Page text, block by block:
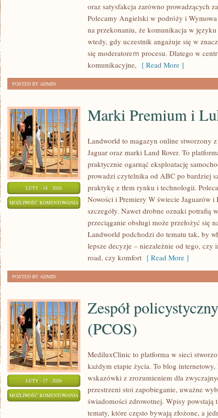
oraz satysfakcja zarówno prowadzących
Polecamy Angielski w podróży i
na przekonaniu, że komunikacja w
wtedy, gdy uczestnik angażuje się w
się moderatoreｍ procesu. Dlatego w
komunikacyjne, [ Read More ]
POSTED BY ADMIN
LUTY - 18 - 2026
MOŻLIWOŚĆ KOMENTOWANIA MARKI
PREMIUM
LUKSUSOWE
Marki Premium i
Landworld to magazyn online stworzony
Jaguar oraz marki Land Rover. To
praktycznie ogarnąć eksploatację
prowadzi czytelnika od ABC po bardziej
praktykę z tłem rynku i technologii.
Nowości i Premiery W świecie Jaguarów i
szczegóły. Nawet drobne oznaki potrafią
przeciąganie obsługi może przełożyć się
Landworld podchodzi do tematu tak, by
lepsze decyzje – niezależnie od tego, czy
road, czy komfort [ Read More ]
POSTED BY ADMIN
LUTY - 17 - 2026
MOŻLIWOŚĆ KOMENTOWANIA ZESPÓŁ
Zespół
(PCOS)
MediluxClinic to platforma w sieci
każdym etapie życia. To blog
wskazówki z zrozumieniem dla
przestrzeni stoi zapobieganie, uważne
świadomości zdrowotnej. Wpisy
tematy, które często bywają złożone, a